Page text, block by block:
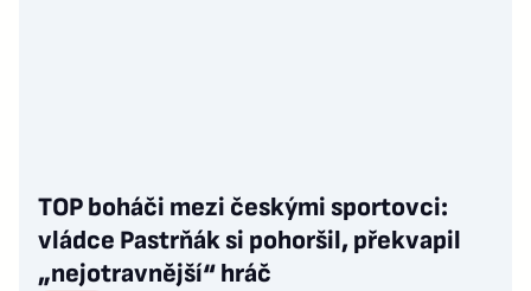
TOP boháči mezi českými sportovci:
vládce Pastrňák si pohoršil, překvapil
„nejotravnější“ hráč